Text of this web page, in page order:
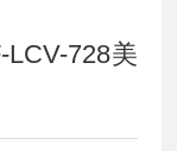
728美